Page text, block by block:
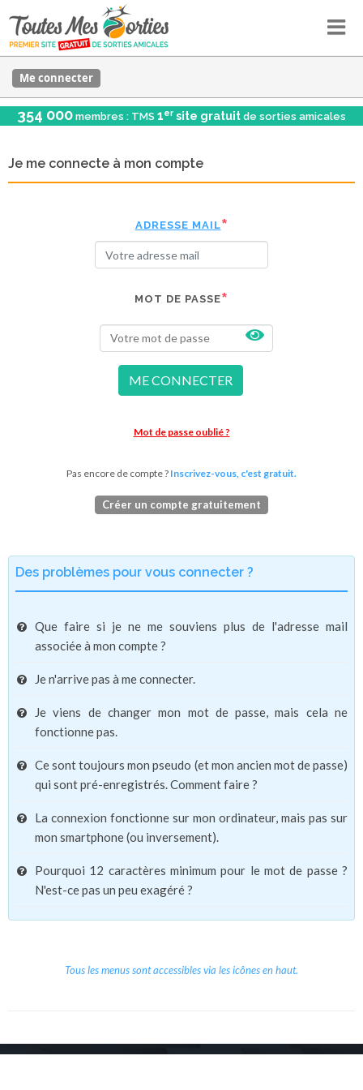
Me connecter
354 000 membres : TMS 1er site gratuit de sorties amicales
Je me connecte à mon compte
ADRESSE MAIL
MOT DE PASSE
ME CONNECTER
Mot de passe oublié ?
Pas encore de compte ? Inscrivez-vous, c'est gratuit.
Créer un compte gratuitement
Des problèmes pour vous connecter ?
Que faire si je ne me souviens plus de l'adresse mail
associée à mon compte ?
Je n'arrive pas à me connecter.
Je viens de changer mon mot de passe, mais cela ne
fonctionne pas.
Ce sont toujours mon pseudo (et mon ancien mot de passe)
qui sont pré-enregistrés. Comment faire ?
La connexion fonctionne sur mon ordinateur, mais pas sur
mon smartphone (ou inversement).
Pourquoi 12 caractères minimum pour le mot de passe ?
N'est-ce pas un peu exagéré ?
Tous les menus sont accessibles via les icônes en haut.